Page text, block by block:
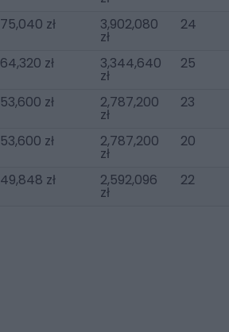
75,040 zł 3,902,080
zł
24
64,320 zł 3,344,640
zł
25
53,600 zł 2,787,200
zł
23
53,600 zł 2,787,200
zł
20
49,848 zł 2,592,096
zł
22